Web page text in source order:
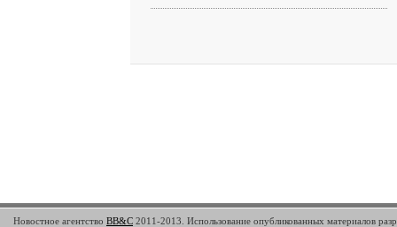
Новостное агентство BB&C 2011-2013. Использование опубликованных материалов